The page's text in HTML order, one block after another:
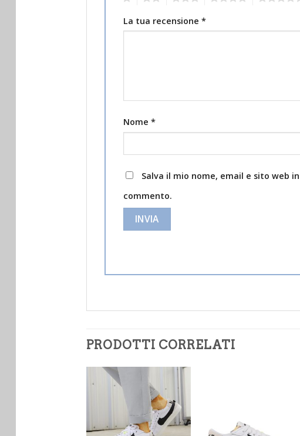
La tua recensione *
Nome *
Salva il mio nome, email e sito web
commento.
PRODOTTI CORRELATI